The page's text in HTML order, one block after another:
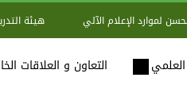
لموارد الإعلام الآلي هيئة
التعاون و العلاقات